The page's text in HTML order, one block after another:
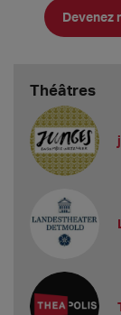
bezüglich der
geändert. Sie
Devenez
Théâtres